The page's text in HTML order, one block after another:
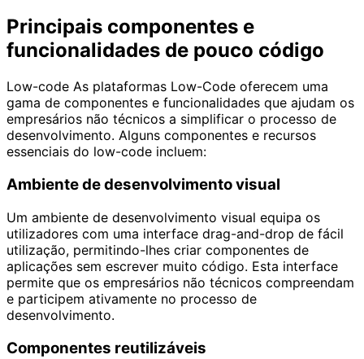
Principais componentes e
funcionalidades de pouco código
Low-code As plataformas Low-Code oferecem uma
gama de componentes e funcionalidades que ajudam os
empresários não técnicos a simplificar o processo de
desenvolvimento. Alguns componentes e recursos
essenciais do low-code incluem:
Ambiente de desenvolvimento visual
Um ambiente de desenvolvimento visual equipa os
utilizadores com uma interface drag-and-drop de fácil
utilização, permitindo-lhes criar componentes de
aplicações sem escrever muito código. Esta interface
permite que os empresários não técnicos compreendam
e participem ativamente no processo de
desenvolvimento.
Componentes reutilizáveis